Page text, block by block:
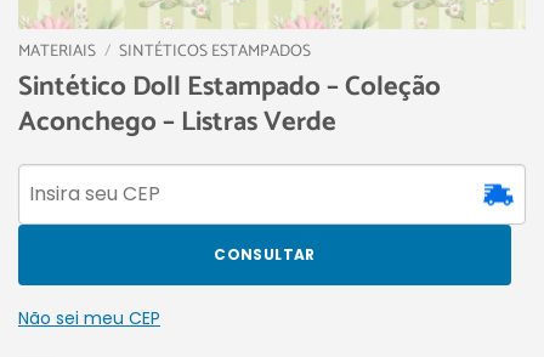
MATERIAIS / SINTÉTICOS ESTAMPADOS
Sintético Doll Estampado – Coleção
Aconchego – Listras Verde
CONSULTAR
Não sei meu CEP